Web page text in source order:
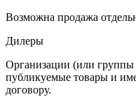
Возможна продажа
Дилеры
Организации (или
публикуемые товары и
договору.